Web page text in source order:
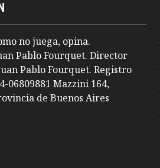
no juega, opina.
Pablo Fourquet. Director
Pablo Fourquet. Registro
06809881 Mazzini 164,
de Buenos Aires